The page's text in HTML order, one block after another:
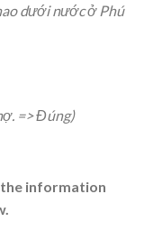
dưới nước ở Phú
=> Đúng)
information